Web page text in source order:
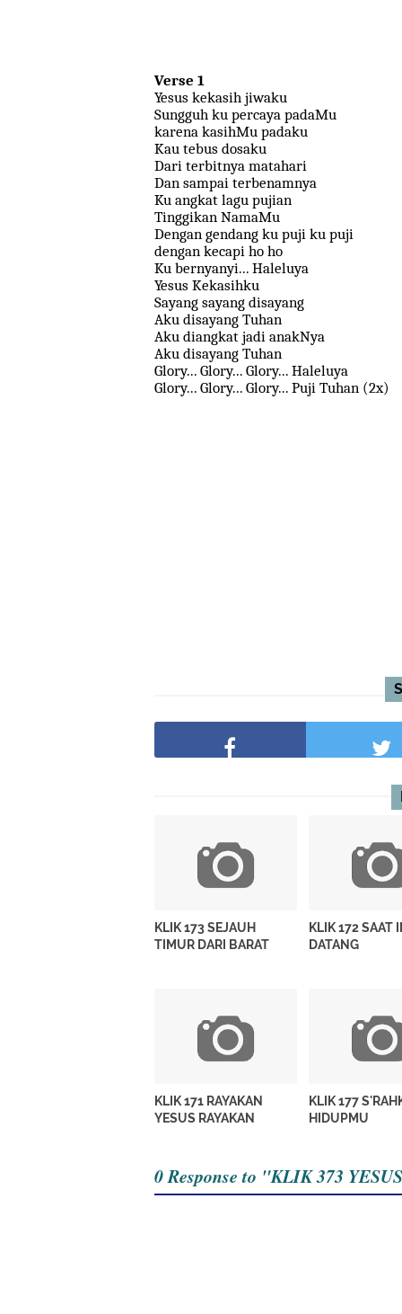
Verse 1
Yesus kekasih jiwaku
Sungguh ku percaya padaMu
karena kasihMu padaku
Kau tebus dosaku
Dari terbitnya matahari
Dan sampai terbenamnya
Ku angkat lagu pujian
Tinggikan NamaMu
Dengan gendang ku puji ku puji
dengan kecapi ho ho
Ku bernyanyi... Haleluya
Yesus Kekasihku
Sayang sayang disayang
Aku disayang Tuhan
Aku diangkat jadi anakNya
Aku disayang Tuhan
Glory... Glory... Glory... Haleluya
Glory... Glory... Glory... Puji Tuhan (2x)
KLIK 173 SEJAUH
TIMUR DARI BARAT
KLIK 172 SAAT
DATANG
KLIK 171 RAYAKAN
YESUS RAYAKAN
KLIK 177
HIDUPMU
0 Response to "KLIK 373